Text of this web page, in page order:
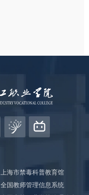
上海市禁毒科普教育馆
全国教师管理信息系统